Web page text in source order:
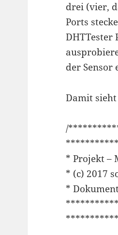
drei (vier,
Ports
DHTTester
der Sensor
Damit sieht
/
* Projekt –
* (c) 2017
*